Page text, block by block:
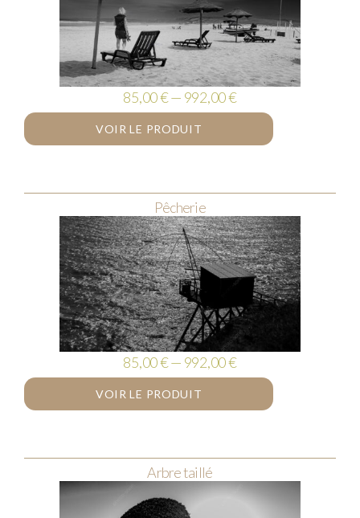
85,00 € — 992,00 €
VOIR LE PRODUIT
Pêcherie
85,00 € — 992,00 €
VOIR LE PRODUIT
Arbre taillé